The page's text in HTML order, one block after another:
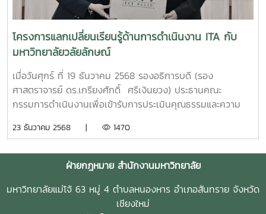
ฤทธิ์ และ คุณสราวุฒิ เศรษฐกร เจ้าพนักงานป้องกันการทุจริต
ชำนาญการพิเศษ สังกัดสำนักมาตรการป้องกันการทุจริต
สำนักงานคณะกรรมการป้องกันและปราบปรามการ ทุจริตแห่ง
ชาติ หรือ ป.ป.ช. เป็นวิทยากรบรรยาย และดำเนินกิจกรรมเชิง
ปฏิบัติการภายใต้หัวข้อ เรื่อง "องค์กรโปร่งใสไร้ทุจริตและสินบน"
โครงการนี้ มีผู้บริหารและบุคลากรจากส่วนงาน หน่วยงานต่างๆ
ภายในมหาวิทยาลัยเข้าร่วมฝึกอบรมในรูปแบบออนไซต์ จำนวน
อำนวย ยศสุข มหาวิทยาลัยแม่โจ้ อีกทั้งยังมีการถ่ายทอดสดผ่าน
เป็นส่วนหนึ่งในการผลักดันให้เกิดการปฏิรูปและพัฒนาการ
ป้องกันและปราบปรามการทุจริตภายในองค์กร เป็นไปตามแผน
ปฏิบัติการมหาวิทยาลัยแม่โจ้ ประจำปีงบประมาณ พ.ศ. 2569 ใน
ประเด็นยุทธศาสตร์ ที่ 5 การบริหารจัดการและการเสริมสร้าง
โครงการแลกเปลี่ยนเรียนรู้ด้านการดำเนินงาน ITA กับ
มหาวิทยาลัยวลัยลักษณ์
เมื่อวันศุกร์ ที่ 19 ธันวาคม 2568 รองอธิการบดี (รอง
ศาสตราจารย์ ดร.เกรียงศักดิ์ ศรีเงินยวง) ประธานคณะ
กรรมการดำเนินงานเพื่อเข้ารับการประเมินคุณธรรมและความ
มหาวิทยาลัยแม่โจ้ พร้อมด้วยฝ่ายกฎหมาย สำนักงาน
เดินทางเข้าพบปะเพื่อแลกเปลี่ยนเรียนรู้การดำเนินงาน ITA ร่วม
กับมหาวิทยาลัยมหาวิทยาลัยวลัยลักษณ์ ณ มหาวิทยาลัยวลัย
ลักษณ์ จังหวัดนครศรีธรรมราช ในการนี้ หน่วยตรวจสอบ
ภายใน นำโดย ผู้ช่วยศาสตราจารย์ ดร.ผดุงศักดิ์ สุขสอาด รอง
23 ธันวาคม 2568 | 1470
ฝ่ายกฎหมาย สำนักงานมหาวิทยาลัย
มหาวิทยาลัยแม่โจ้ 63 หมู่ 4 ตำบลหนองหาร อำเภอสันทราย จังหวัด
เชียงใหม่